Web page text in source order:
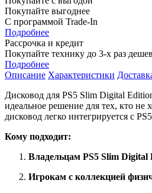
Покупайте выгоднее
С программой Trade-In
Подробнее
Рассрочка и кредит
Покупайте технику до 3-х раз
Подробнее
Описание Характеристики
Дисковод для PS5 Slim Digital
идеальное решение для тех, кто не
дисковод легко интегрируется с
Кому подходит:
Владельцам PS5 Slim Digital
Игрокам с коллекцией